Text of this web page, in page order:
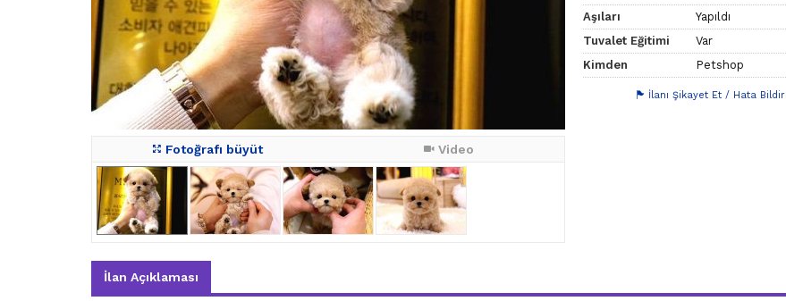
Fotoğrafı büyüt Video
Aşıları
Yapıldı
Tuvalet Eğitimi
Var
Kimden
Petshop
İlanı Şikayet Et / Hata Bildir
İlan Açıklaması